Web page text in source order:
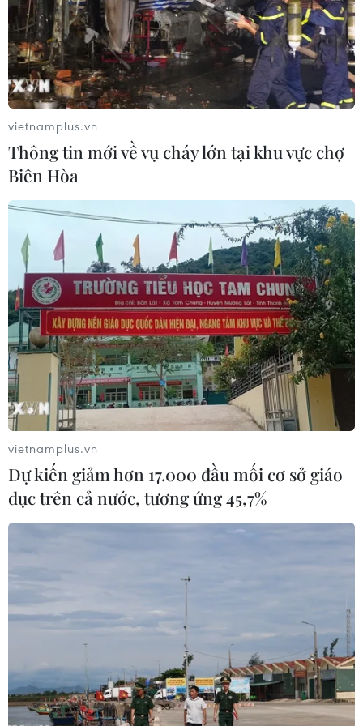
Vaccine ngừa COVID-19 - bài học từ các
quốc gia đang mở cửa trở lại
16/09/2021 11:03
Đan Mạch, Singapore, Thái Lan, Nam Phi và Chile lựa
chọn sống chung an toàn với dịch COVID-19 và vaccine
ngừa COVID-19 được coi là "chìa khóa" để mở cửa trở
lại nền kinh tế.
Anh nghiên cứu thử nghiệm tiêm kết hợp
vietnamplus.vn
Thông tin mới về vụ cháy lớn tại khu vực chợ
Biên Hòa
vietnamplus.vn
Dự kiến giảm hơn 17.000 đầu mối cơ sở giáo
dục trên cả nước, tương ứng 45,7%